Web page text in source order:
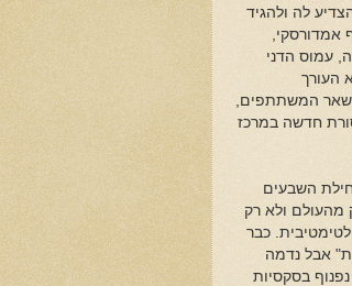
לה ולהגיד
אמדורסקי,
עמוס הדני
העורך
שאר המשתתפים,
חדשה במרכז
השבעים
מהעולם ולא רק
כבר
אבל נדמה
בסקסיות